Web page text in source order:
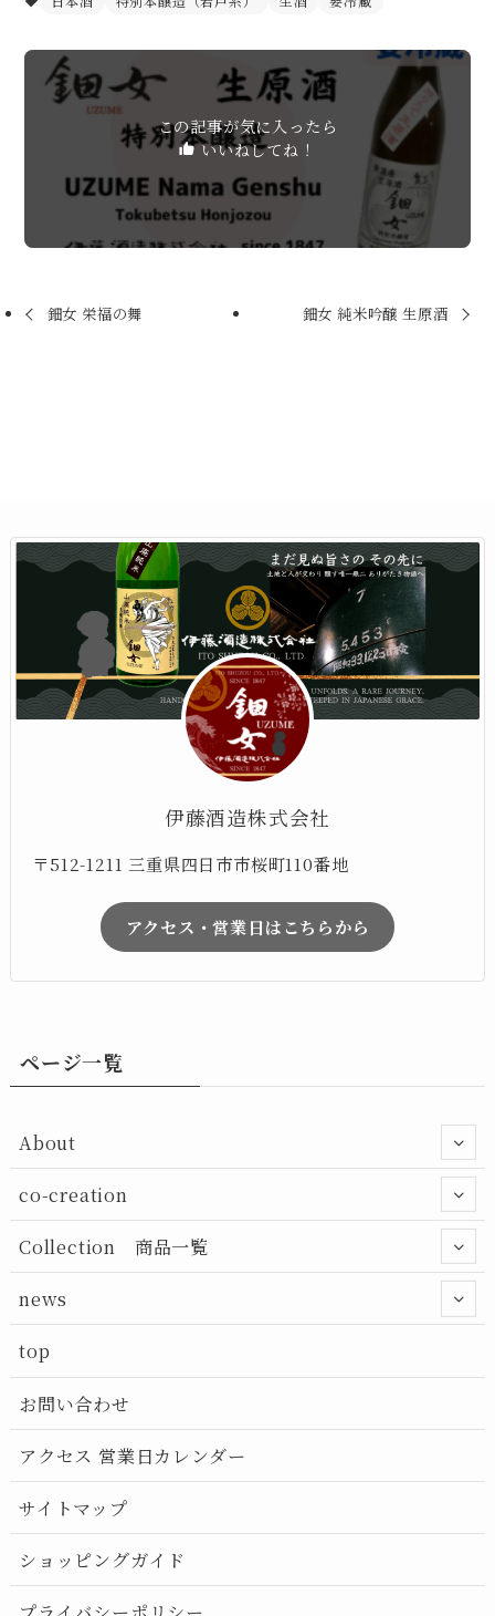
この記事が気に入ったら
いいねしてね！
鈿女 栄福の舞 鈿女 純米吟醸 生原酒
伊藤酒造株式会社
〒512-1211 三重県四日市市桜町110番地
アクセス・営業日はこちらから
ページ一覧
About
co-creation
Collection 商品一覧
news
top
お問い合わせ
アクセス 営業日カレンダー
サイトマップ
ショッピングガイド